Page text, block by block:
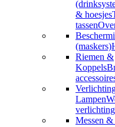
& hoesjes
tassen
(maskers)
Riemen &
Koppels
Lampen
verlichting
Messen